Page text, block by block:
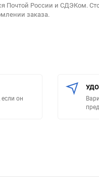
Почтой России и СДЭКом.
заказа.
он